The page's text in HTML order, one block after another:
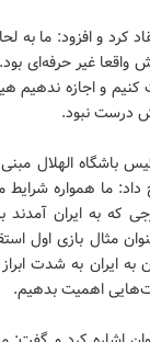
کرد و افزود: ما به
واقعا غیر حرفه‌ای
و اجازه ندهیم
درست نبود.
باشگاه الهلال
ما همواره شرایط
که به ایران آمدند
مثال بازی اول
به ایران به شدت
اهمیت بدهیم.